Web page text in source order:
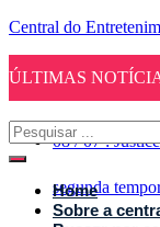
Central do
ÚLTIMAS
08 / 07 :
segunda
Home
Sobre a